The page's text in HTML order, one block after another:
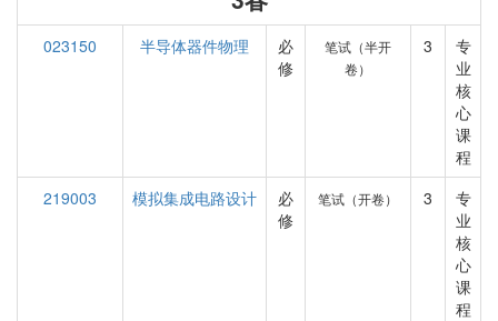
023150 半导体器件物理
必
修
笔试（半开
卷）
3
专
业
核
心
课
程
219003
模拟集成电路设计
必
修
笔试（开卷） 3
专
业
核
心
课
程